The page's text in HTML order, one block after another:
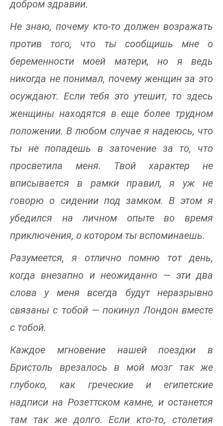
добром здравии.
Не знаю, почему кто-то должен возражать
против того, что ты сообщишь мне о
беременности моей матери, но я ведь
никогда не понимал, почему женщин за это
осуждают. Если тебя это утешит, то здесь
женщины находятся в еще более трудном
положении. В любом случае я надеюсь, что
ты не попадешь в заточение за то, что
просветила меня. Твой характер не
вписывается в рамки правил, я уж не
говорю о сидении под замком. В этом я
убедился на личном опыте во время
приключения, о котором ты вспоминаешь.
Разумеется, я отлично помню тот день,
когда внезапно и неожиданно — эти два
слова у меня всегда будут неразрывно
связаны с тобой — покинул Лондон вместе
с тобой.
Каждое мгновение нашей поездки в
Бристоль врезалось в мой мозг так же
глубоко, как греческие и египетские
надписи на Розеттском камне, и останется
там так же долго. Если кто-то, столетия